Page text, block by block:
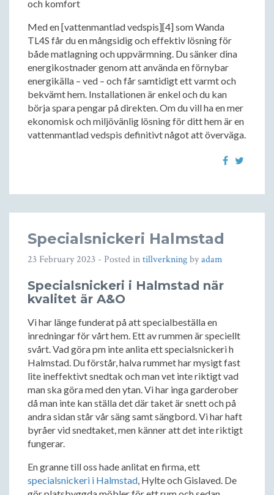
och komfort
Med en [vattenmantlad vedspis][4] som Wanda
TL4S får du en mångsidig och effektiv lösning för
både matlagning och uppvärmning. Du sänker dina
energikostnader genom att använda en förnybar
energikälla – ved – och får samtidigt ett varmt och
bekvämt hem. Installationen är enkel och du kan
börja spara pengar på direkten. Om du vill ha en mer
ekonomisk och miljövänlig lösning för ditt hem är en
vattenmantlad vedspis definitivt något att överväga.
Specialsnickeri Halmstad
23 February 2023 - Posted intillverkningbyadam
Specialsnickeri i Halmstad när
kvalitet är A&O
Vi har länge funderat på att specialbeställa en
inredningar för vårt hem. Ett av rummen är speciellt
svårt. Vad göra pm inte anlita ett specialsnickeri h
Halmstad. Du förstår, halva rummet har mysigt fast
lite ineffektivt snedtak och man vet inte riktigt vad
man ska göra med den ytan. Vi har inga garderober
då man inte kan ställa det där taket är snett och på
andra sidan står vår säng samt sängbord. Vi har haft
byråer vid snedtaket, men känner att det inte riktigt
fungerar.
En granne till oss hade anlitat en firma, ett
specialsnickeri i Halmstad, Hylte och Gislaved. De